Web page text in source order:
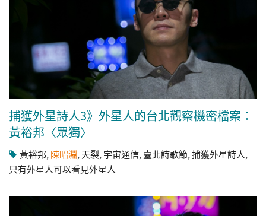
捕獲外星詩人3》外星人的台北觀察機密檔案：
黃裕邦〈眾獨〉
黃裕邦, 陳昭淵, 天裂, 宇宙通信, 臺北詩歌節,捕獲外星詩人,
只有外星人可以看見外星人